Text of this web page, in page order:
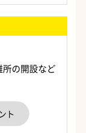
の開設など
ト